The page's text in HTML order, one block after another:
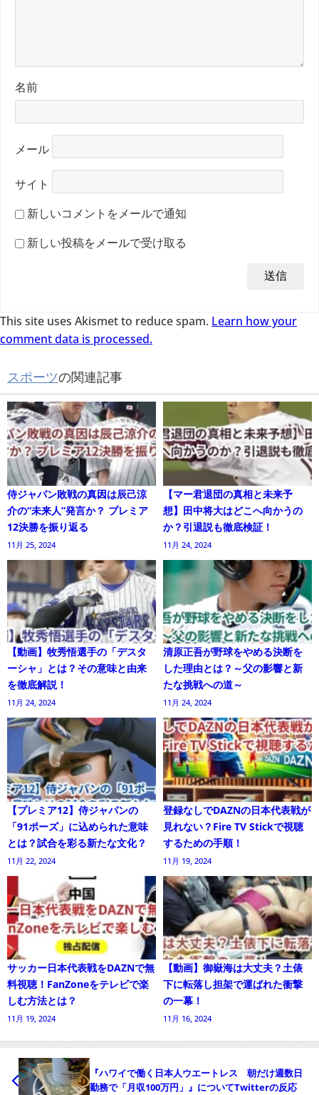
名前
メール
サイト
新しいコメントをメールで通知
新しい投稿をメールで受け取る
This site uses Akismet to reduce spam. Learn how your
comment data is processed.
スポーツの関連記事
侍ジャパン敗戦の真因は辰己涼
介の“未来人”発言か？ プレミア
12決勝を振り返る
11月 25, 2024
【マー君退団の真相と未来予
想】田中将大はどこへ向かうの
か？引退説も徹底検証！
11月 24, 2024
【動画】牧秀悟選手の「デスタ
ーシャ」とは？その意味と由来
を徹底解説！
11月 24, 2024
清原正吾が野球をやめる決断を
した理由とは？～父の影響と新
たな挑戦への道～
11月 24, 2024
【プレミア12】侍ジャパンの
「91ポーズ」に込められた意味
とは？試合を彩る新たな文化？
11月 22, 2024
登録なしでDAZNの日本代表戦が
見れない？Fire TV Stickで視聴
するための手順！
11月 19, 2024
サッカー日本代表戦をDAZNで無
料視聴！FanZoneをテレビで楽
しむ方法とは？
11月 19, 2024
【動画】御嶽海は大丈夫？土俵
下に転落し担架で運ばれた衝撃
の一幕！
11月 16, 2024
『ハワイで働く日本人ウエートレス 朝だけ週数日
勤務で「月収100万円」』についてTwitterの反応